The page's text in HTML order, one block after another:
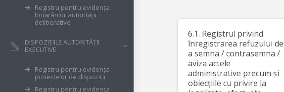
Registru pentru evidența
hotărârilor autorității
deliberative
DISPOZIȚIILE AUTORITĂȚII
EXECUTIVE
Registru pentru evidența
proiectelor de dispoziții
Registru pentru evidența
6.1. Registrul privind
înregistrarea refuzului de
a semna / contrasemna /
aviza actele
administrative precum și
obiecțiile cu privire la